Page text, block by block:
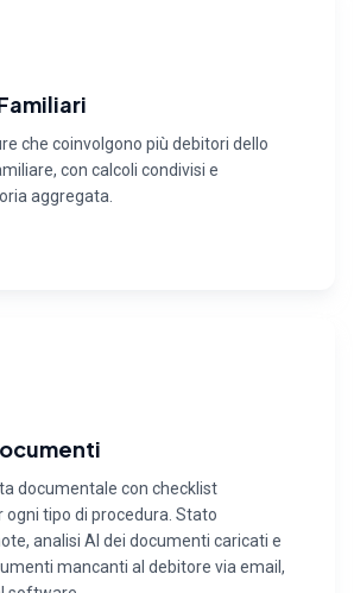
che coinvolgono più debitori dello
con calcoli condivisi e
aggregata.
documentale con checklist
tipo di procedura. Stato
analisi AI dei documenti caricati e
mancanti al debitore via email,